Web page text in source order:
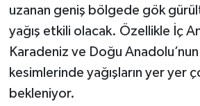
uzanan geniş bölgede gök
yağış etkili olacak. Özellikle İç
Karadeniz ve Doğu
kesimlerinde yağışların yer yer
bekleniyor.